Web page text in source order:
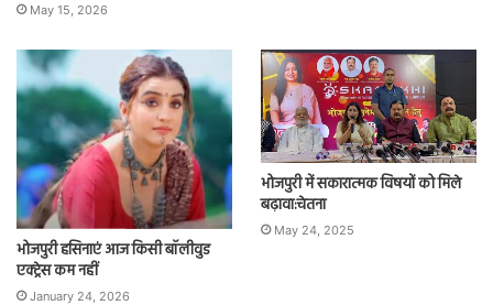
May 15, 2026
भोजपुरी हसिनाएं आज किसी बॉलीवुड
एक्ट्रेस कम नहीं
January 24, 2026
भोजपुरी में सकारात्मक विषयों को मिले
बढ़ावा:चेतना
May 24, 2025